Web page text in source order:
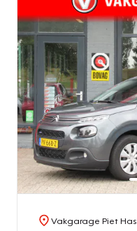
Vakgarage Piet Has